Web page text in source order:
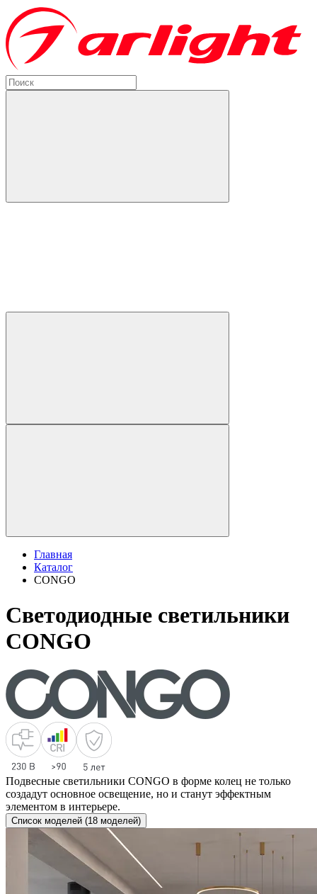
Главная
Каталог
CONGO
Светодиодные светильники
CONGO
Подвесные светильники CONGO в форме колец не только
создадут основное освещение, но и станут эффектным
элементом в интерьере.
Список моделей (18 моделей)